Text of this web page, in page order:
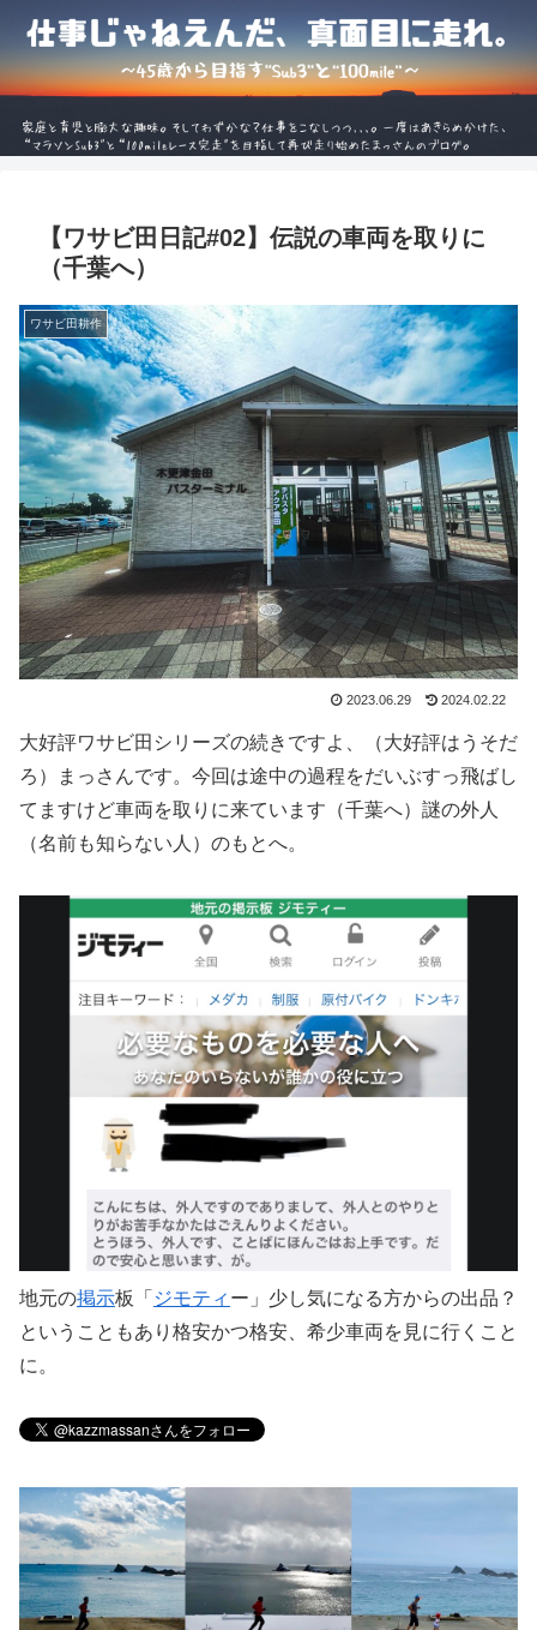
【ワサビ田日記#02】伝説の車両を取りに
（千葉へ）
ワサビ田耕作
2023.06.29 2024.02.22
大好評ワサビ田シリーズの続きですよ、（大好評はうそだ
ろ）まっさんです。今回は途中の過程をだいぶすっ飛ばし
てますけど車両を取りに来ています（千葉へ）謎の外人
（名前も知らない人）のもとへ。
地元の掲示板「 ジモティ ー」少し気になる方からの出品？
ということもあり格安かつ格安、希少車両を見に行くこと
に。